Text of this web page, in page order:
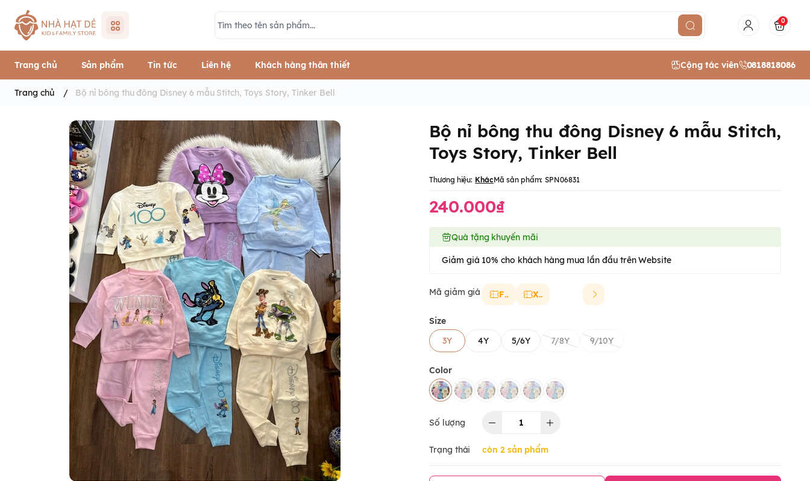
0
Trang chủ Sản phẩm Tin tức Liên hệ Khách hàng thân thiết Cộng tác viên 0818818086
Trang chủ / Bộ nỉ bông thu đông Disney 6 mẫu Stitch, Toys Story, Tinker Bell
Bộ nỉ bông thu đông Disney 6 mẫu Stitch,
Toys Story, Tinker Bell
Thương hiệu: KhácMã sản phẩm: SPN06831
240.000₫
Quà tặng khuyến mãi
Giảm giá 10% cho khách hàng mua lần đầu trên Website
Mã giảm giá FS XINCHAO
Size
3Y
4Y 5/6Y 7/8Y 9/10Y
Color
Số lượng
Trạng thái còn 2 sản phẩm